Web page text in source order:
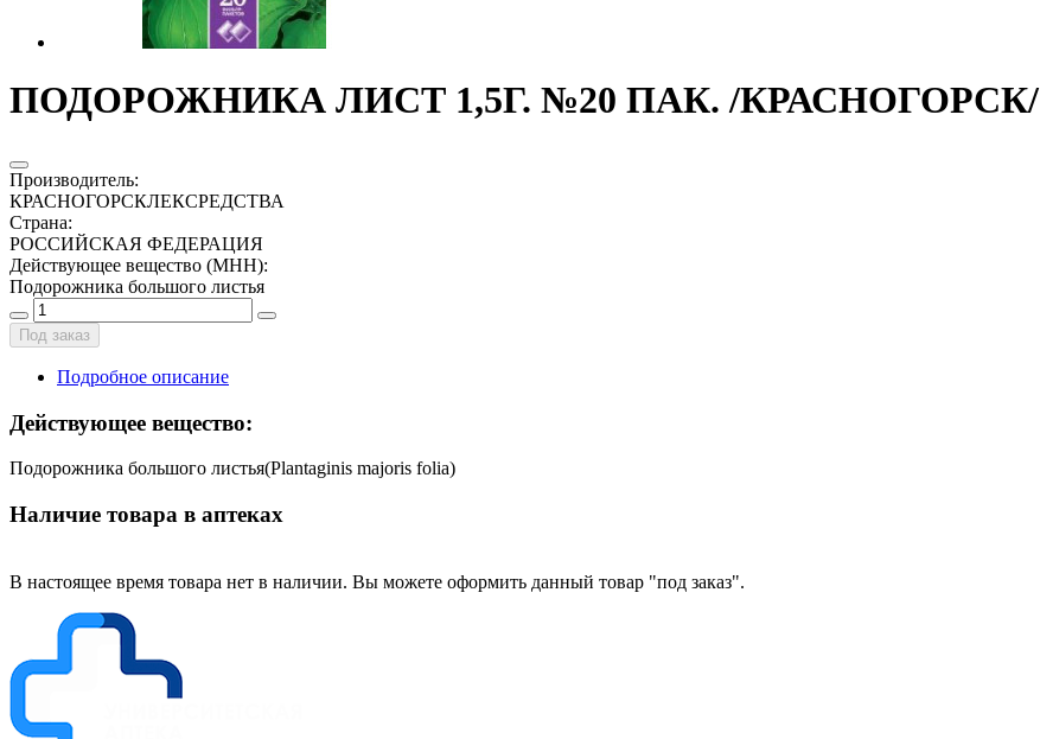
ПОДОРОЖНИКА ЛИСТ 1,5Г. №20 ПАК. /КРАСНОГОРСК/
Производитель:
КРАСНОГОРСКЛЕКСРЕДСТВА
Страна:
РОССИЙСКАЯ ФЕДЕРАЦИЯ
Действующее вещество (МНН):
Подорожника большого листья
Под заказ
Подробное описание
Действующее вещество:
Подорожника большого листья(Plantaginis majoris folia)
Наличие товара в аптеках
В настоящее время товара нет в наличии. Вы можете оформить данный товар "под заказ".